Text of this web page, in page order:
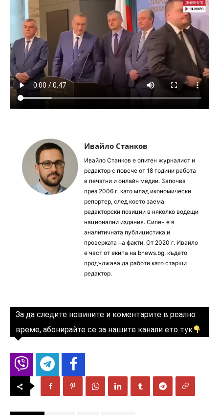
Ивайло Станков
Ивайло Станков е опитен журналист и
редактор с повече от 18 години работа
в печатни и онлайн медии. Започва
през 2006 г. като млад икономически
репортер, след което заема
редакторски позиции в няколко водещи
национални издания. Силен е в
аналитичната публицистика и
проверката на факти. От 2020 г. Ивайло
е част от екипа на bnews.bg, където
продължава да работи като старши
редактор.
За да следите новините и коментарите в реално
време, абонирайте се за нашите канали ето тук